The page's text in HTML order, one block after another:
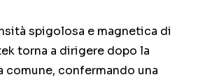
spigolosa e magnetica di
torna a dirigere dopo la
comune, confermando una